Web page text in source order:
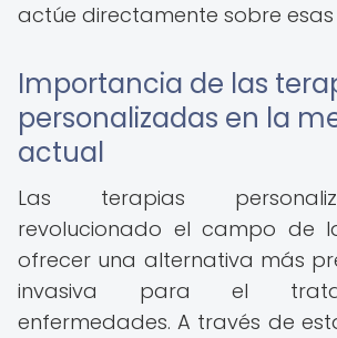
actúe directamente sobre
Importancia de las
personalizadas en la
actual
Las terapias
revolucionado el campo de
ofrecer una alternativa más
invasiva para el
enfermedades. A través de